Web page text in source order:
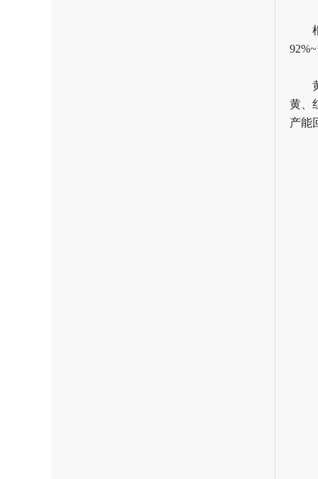
黄、
产能